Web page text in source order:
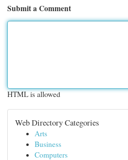
Submit a Comment
HTML is allowed
Web Directory Categories
Arts
Business
Computers